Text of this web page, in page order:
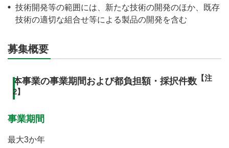
技術開発等の範囲には、新たな技術の開発のほか、既存
技術の適切な組合せ等による製品の開発を含む
募集概要
本事業の事業期間および都負担額・採択件数 【注
2】
事業期間
最大3か年